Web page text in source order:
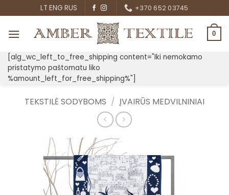
to
content
LT ENG RUS +370 652 03745
0
[alg_wc_left_to_free_shipping content="Iki nemokamo
pristatymo paštomatu liko
%amount_left_for_free_shipping%"]
TEKSTILĖ SODYBOMS / ĮVAIRŪS MEDVILNINIAI